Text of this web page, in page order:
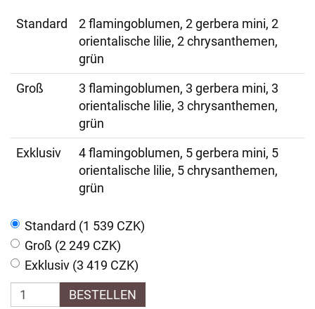
Standard
2 flamingoblumen, 2 gerbera mini, 2
orientalische lilie, 2 chrysanthemen,
grün
Groß
3 flamingoblumen, 3 gerbera mini, 3
orientalische lilie, 3 chrysanthemen,
grün
Exklusiv
4 flamingoblumen, 5 gerbera mini, 5
orientalische lilie, 5 chrysanthemen,
grün
Standard (1 539 CZK)
Groß (2 249 CZK)
Exklusiv (3 419 CZK)
BESTELLEN